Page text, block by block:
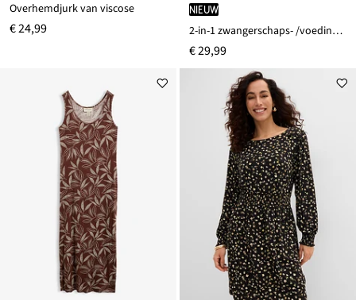
Overhemdjurk van viscose
€ 24,99
Nieuw
2-in-1 zwangerschaps- /voedingsjurk van soepele viscose
€ 29,99